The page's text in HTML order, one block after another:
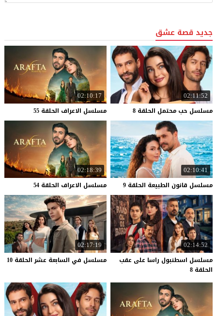
جديد قصة عشق
02:11:52
مسلسل حب محتمل الحلقة 8
02:10:17
مسلسل الاعراف الحلقة 55
02:10:41
مسلسل قانون الطبيعة الحلقة 9
02:18:39
مسلسل الاعراف الحلقة 54
02:14:52
مسلسل اسطنبول راسا على عقب
الحلقة 8
02:17:19
مسلسل في السابعة عشر الحلقة 10